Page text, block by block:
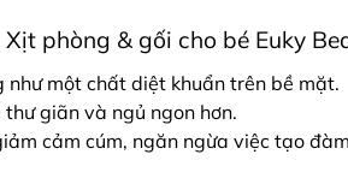
phòng & gối cho bé Euky
như một chất diệt khuẩn trên bề mặt.
thư giãn và ngủ ngon hơn.
cảm cúm, ngăn ngừa việc tạo